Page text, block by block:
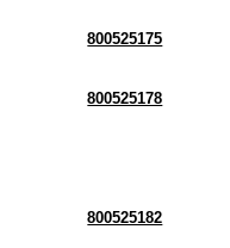
800525175
800525178
800525182